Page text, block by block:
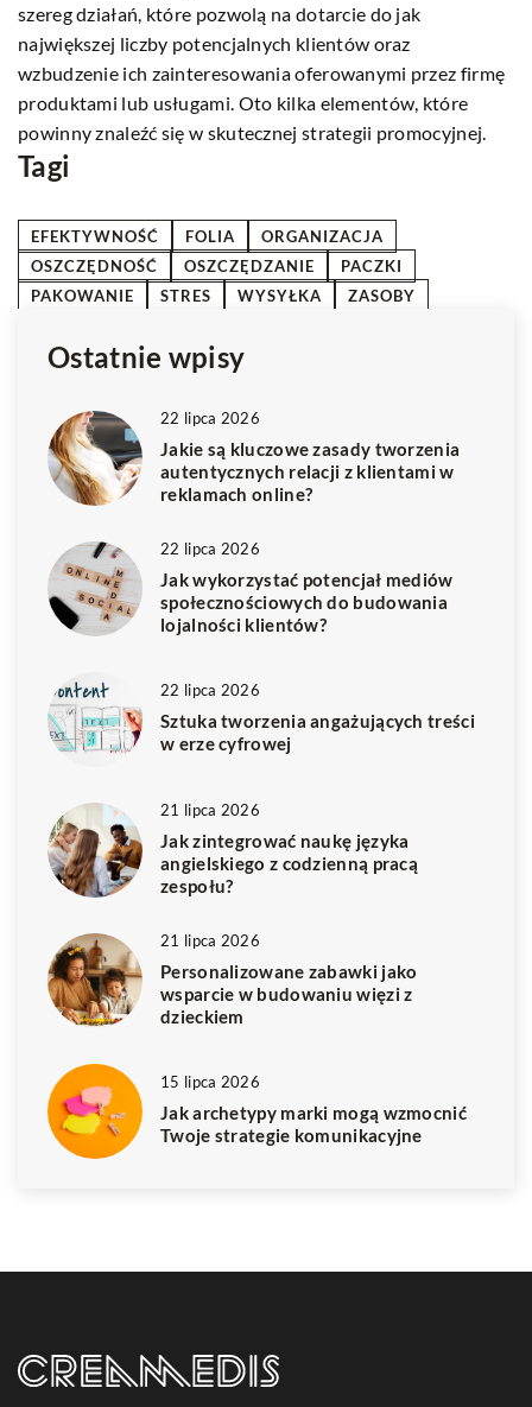
barierowego czynią go cennym wsparciem dla personelu
medycznego i pacjentów.
Tagi
EFEKTYWNOŚĆ FOLIA
ORGANIZACJA
OSZCZĘDNOŚĆ
OSZCZĘDZANIE
PACZKI
PAKOWANIE
STRES WYSYŁKA ZASOBY
Ostatnie wpisy
22 lipca 2026
Jakie są kluczowe zasady tworzenia
autentycznych relacji z klientami w
reklamach online?
22 lipca 2026
Jak wykorzystać potencjał mediów
społecznościowych do budowania
lojalności klientów?
22 lipca 2026
Sztuka tworzenia angażujących treści
w erze cyfrowej
21 lipca 2026
Jak zintegrować naukę języka
angielskiego z codzienną pracą
zespołu?
21 lipca 2026
Personalizowane zabawki jako
wsparcie w budowaniu więzi z
dzieckiem
15 lipca 2026
Jak archetypy marki mogą wzmocnić
Twoje strategie komunikacyjne